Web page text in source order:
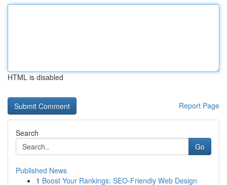
HTML is disabled
Report Page
Search
Go
Published News
1 Boost Your Rankings: SEO-Friendly Web Design